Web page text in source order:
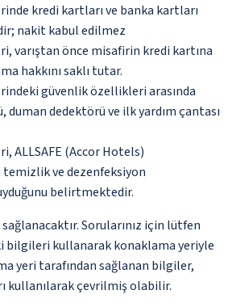
kredi kartları ve banka kartları
nakit kabul edilmez
varıştan önce misafirin kredi kartına
hakkını saklı tutar.
güvenlik özellikleri arasında
duman dedektörü ve ilk yardım çantası
ALLSAFE (Accor Hotels)
ve dezenfeksiyon
belirtmektedir.
Sorularınız için lütfen
bilgileri kullanarak konaklama yeriyle
yeri tarafından sağlanan bilgiler,
kullanılarak çevrilmiş olabilir.